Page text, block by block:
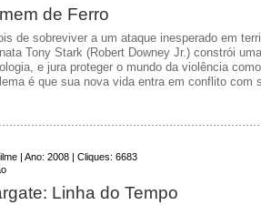
de Ferro
de sobreviver a um ataque inesperado em
Tony Stark (Robert Downey Jr.) constrói
e jura proteger o mundo da violência
é que sua nova vida entra em conflito com
| Ano: 2008 | Cliques: 6683
Linha do Tempo